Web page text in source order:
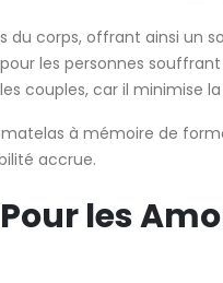
du corps, offrant ainsi un
les personnes
couples, car il minimise
matelas à mémoire de
accrue.
les